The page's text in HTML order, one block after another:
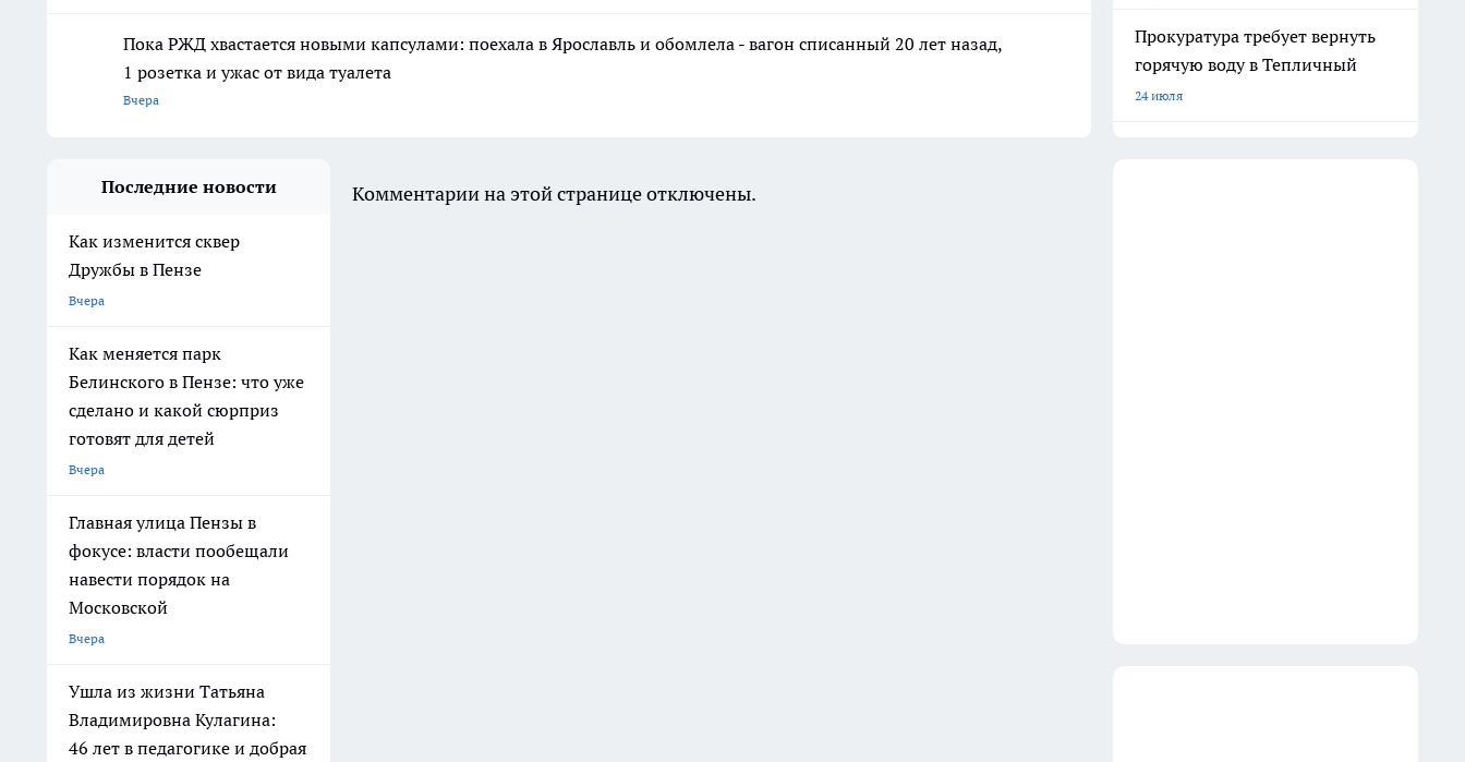
Пока РЖД хвастается новыми капсулами: поехала в Ярославль и обомлела - вагон списанный 20 лет назад,
1 розетка и ужас от вида туалета
Вчера
Прокуратура требует вернуть
горячую воду в Тепличный
24 июля
Последние новости
Как изменится сквер
Дружбы в Пензе
Вчера
Как меняется парк
Белинского в Пензе: что уже
сделано и какой сюрприз
готовят для детей
Вчера
Главная улица Пензы в
фокусе: власти пообещали
навести порядок на
Московской
Вчера
Ушла из жизни Татьяна
Владимировна Кулагина:
46 лет в педагогике и добрая
Комментарии на этой странице отключены.